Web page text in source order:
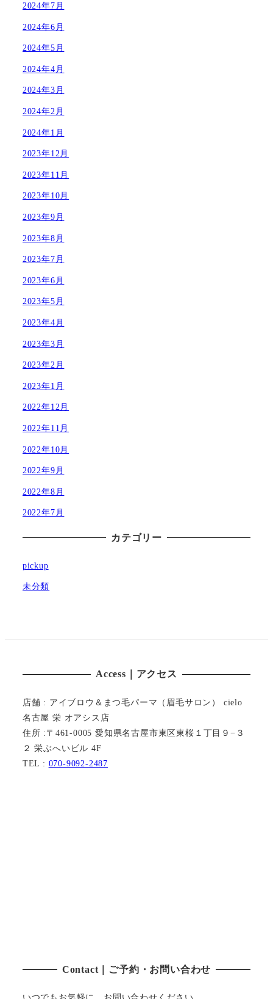
2024年7月
2024年6月
2024年5月
2024年4月
2024年3月
2024年2月
2024年1月
2023年12月
2023年11月
2023年10月
2023年9月
2023年8月
2023年7月
2023年6月
2023年5月
2023年4月
2023年3月
2023年2月
2023年1月
2022年12月
2022年11月
2022年10月
2022年9月
2022年8月
2022年7月
カテゴリー
pickup
未分類
Access｜アクセス
店舗 : アイブロウ＆まつ毛パーマ（眉毛サロン） cielo
名古屋 栄 オアシス店
住所 :〒461-0005 愛知県名古屋市東区東桜１丁目９−３
２ 栄ぶへいビル 4F
TEL : 070-9092-2487
Contact｜ご予約・お問い合わせ
いつでもお気軽に、お問い合わせください。